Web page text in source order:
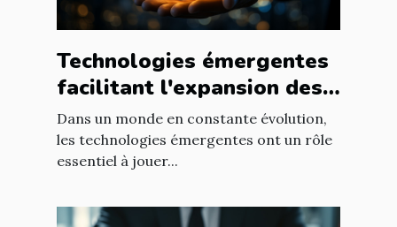
Technologies émergentes
facilitant l'expansion des
entreprises
Dans un monde en constante évolution,
les technologies émergentes ont un rôle
essentiel à jouer...